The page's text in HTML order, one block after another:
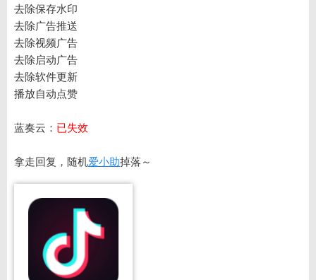
去除保存水印
去除广告推送
去除视频广告
去除启动广告
去除软件更新
播放自动点赞
蓝奏云： 已失效
拿走回复，随机爱小助掉落～